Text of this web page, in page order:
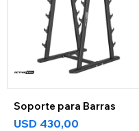
Soporte para Barras
USD 430,00